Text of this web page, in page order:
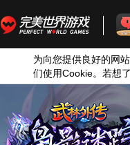
为向您提供良好的网
们使用Cookie。若想